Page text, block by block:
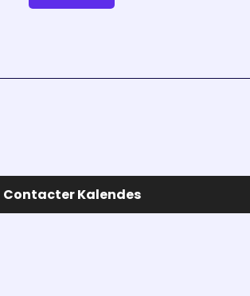
Contacter Kalendes